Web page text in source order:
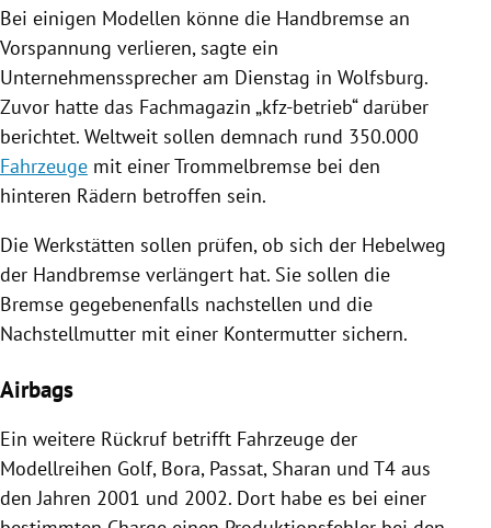
Bei einigen Modellen könne die Handbremse an
Vorspannung verlieren, sagte ein
Unternehmenssprecher am Dienstag in Wolfsburg.
Zuvor hatte das Fachmagazin „kfz-betrieb“ darüber
berichtet. Weltweit sollen demnach rund 350.000
Fahrzeuge mit einer Trommelbremse bei den
hinteren Rädern betroffen sein.
Die Werkstätten sollen prüfen, ob sich der Hebelweg
der Handbremse verlängert hat. Sie sollen die
Bremse gegebenenfalls nachstellen und die
Nachstellmutter mit einer Kontermutter sichern.
Airbags
Ein weitere Rückrufbetrifft Fahrzeuge der
Modellreihen Golf, Bora, Passat, Sharan und T4 aus
den Jahren 2001 und 2002. Dort habe es bei einer